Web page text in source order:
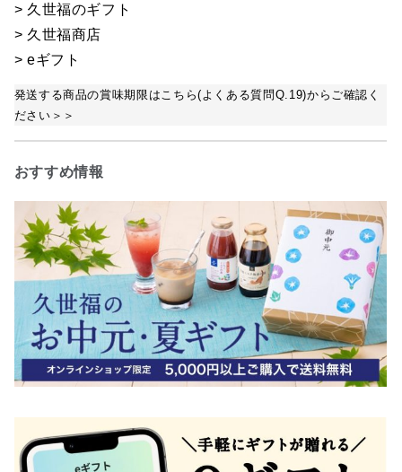
> 久世福のギフト
> 久世福商店
> eギフト
発送する商品の賞味期限はこちら(よくある質問Q.19)からご確認く
ださい＞＞
おすすめ情報